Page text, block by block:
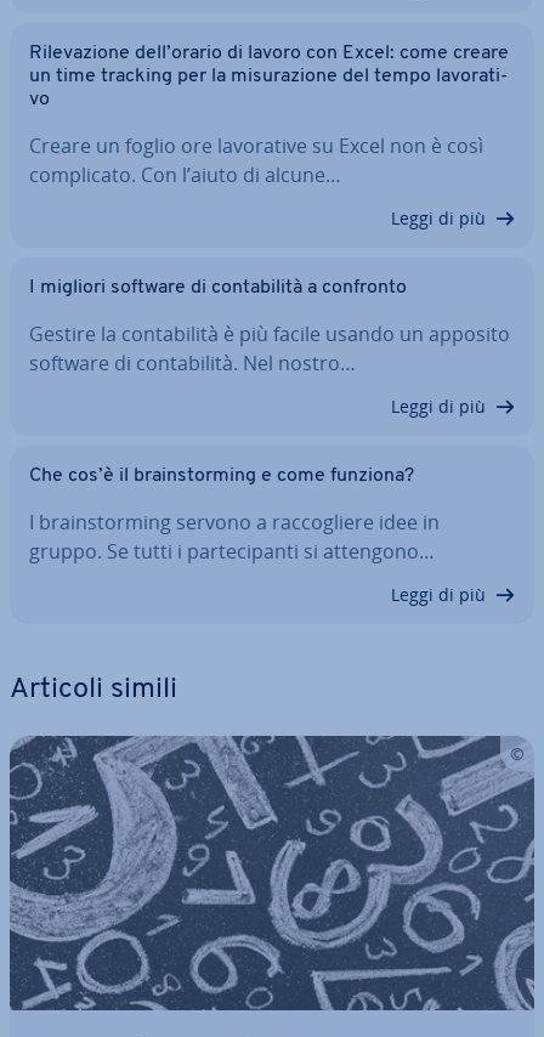
Ri­le­va­zio­ne dell’orario di lavoro con Excel: come creare
un time tracking per la mi­su­ra­zio­ne del tempo la­vo­ra­ti­
vo
Creare un foglio ore la­vo­ra­ti­ve su Excel non è così
com­pli­ca­to. Con l’aiuto di alcune…
Leggi di più
I migliori software di con­ta­bi­li­tà a confronto
Gestire la con­ta­bi­li­tà è più facile usando un apposito
software di con­ta­bi­li­tà. Nel nostro…
Leggi di più
Che cos’è il brain­stor­ming e come funziona?
I brain­stor­ming servono a rac­co­glie­re idee in
gruppo. Se tutti i par­te­ci­pan­ti si attengono…
Leggi di più
Articoli simili